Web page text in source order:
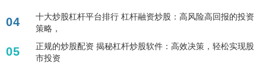
04
十大炒股杠杆平台排行 杠杆融资炒股：高风险高回报的投资
策略，
05
正规的炒股配资 揭秘杠杆炒股软件：高效决策，轻松实现股
市投资